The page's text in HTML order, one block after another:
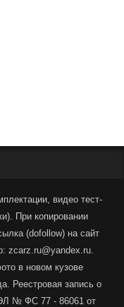
видео тест-
). При копировании
(dofollow) на сайт
zcarz.ru@yandex.ru.
в новом кузове
Реестровая запись о
ЭЛ № ФС 77 - 86061 от